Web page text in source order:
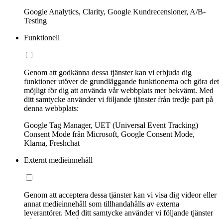
Google Analytics, Clarity, Google Kundrecensioner, A/B-
Testing
Funktionell
Genom att godkänna dessa tjänster kan vi erbjuda dig
funktioner utöver de grundläggande funktionerna och göra det
möjligt för dig att använda vår webbplats mer bekvämt. Med
ditt samtycke använder vi följande tjänster från tredje part på
denna webbplats:
Google Tag Manager, UET (Universal Event Tracking)
Consent Mode från Microsoft, Google Consent Mode,
Klarna, Freshchat
Externt medieinnehåll
Genom att acceptera dessa tjänster kan vi visa dig videor eller
annat medieinnehåll som tillhandahålls av externa
leverantörer. Med ditt samtycke använder vi följande tjänster